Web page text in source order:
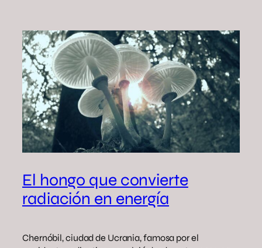
El hongo que convierte
radiación en energía
Chernóbil, ciudad de Ucrania, famosa por el